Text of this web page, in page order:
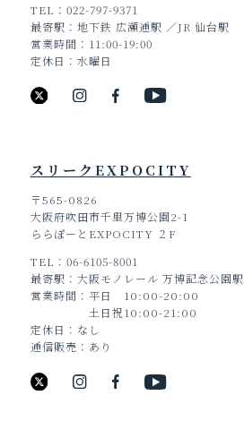
TEL
022-797-9371
最寄駅
地下鉄 広瀬通駅 ／JR 仙台駅
営業時間
11:00-19:00
定休日
水曜日
スリークEXPOCITY
〒565-0826
大阪府吹田市千里万博公園2-1
ららぽーとEXPOCITY ２F
TEL
06-6105-8001
最寄駅
大阪モノレール 万博記念公園駅
営業時間
平日 10:00-20:00
土日祝10:00-21:00
定休日
なし
通信販売
あり